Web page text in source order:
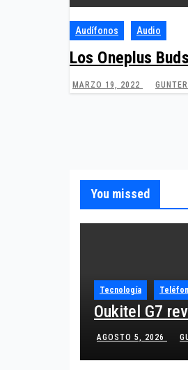
Audífonos Audio
Los Oneplus
MARZO 19, 2022
You missed
Tecnología
Oukitel G7
AGOSTO 5, 2026